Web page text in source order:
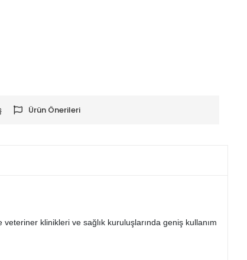
Ürün Önerileri
klinikleri ve sağlık kuruluşlarında geniş kullanım